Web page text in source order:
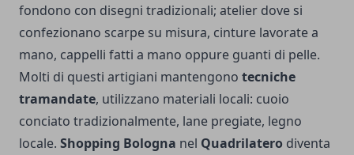
fondono con disegni tradizionali; atelier dove si
confezionano scarpe su misura, cinture lavorate a
mano, cappelli fatti a mano oppure guanti di pelle.
Molti di questi artigiani mantengono tecniche
tramandate, utilizzano materiali locali: cuoio
conciato tradizionalmente, lane pregiate, legno
locale. Shopping Bologna nel Quadrilatero diventa